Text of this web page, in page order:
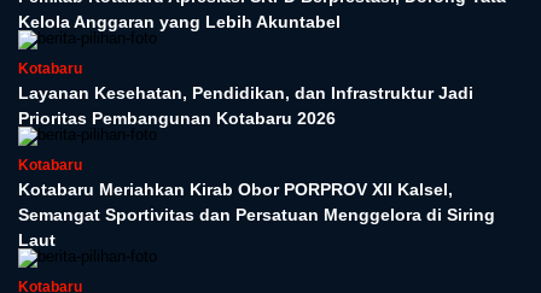
Kelola Anggaran yang Lebih Akuntabel
Kotabaru
Layanan Kesehatan, Pendidikan, dan Infrastruktur Jadi
Prioritas Pembangunan Kotabaru 2026
Kotabaru
Kotabaru Meriahkan Kirab Obor PORPROV XII Kalsel,
Semangat Sportivitas dan Persatuan Menggelora di Siring
Laut
Kotabaru